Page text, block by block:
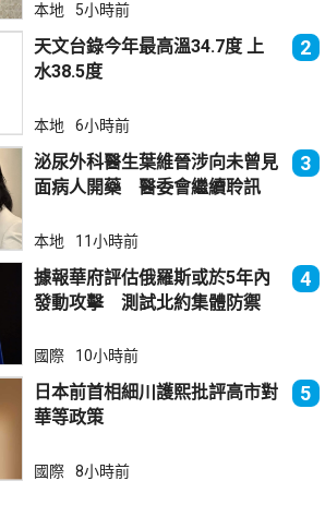
本地 5小時前
天文台錄今年最高溫34.7度 上
水38.5度
2
本地 6小時前
泌尿外科醫生葉維晉涉向未曾見
面病人開藥 醫委會繼續聆訊
3
本地 11小時前
據報華府評估俄羅斯或於5年內
發動攻擊 測試北約集體防禦
4
國際 10小時前
日本前首相細川護熙批評高市對
華等政策
5
國際 8小時前